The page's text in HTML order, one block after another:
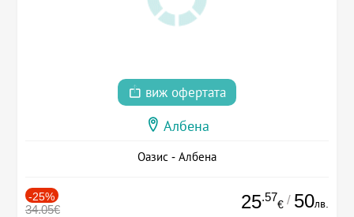
виж офертата
Албена
Оазис - Албена
-25%
34.05€ 25.57
€ / 50лв.